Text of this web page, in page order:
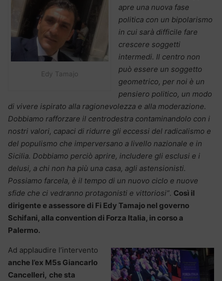
Edy Tamajo
apre una nuova fase
politica con un bipolarismo
in cui sarà difficile fare
crescere soggetti
intermedi. Il centro non
può essere un soggetto
geometrico, per noi è un
pensiero politico, un modo
di vivere ispirato alla ragionevolezza e alla moderazione.
Dobbiamo rafforzare il centrodestra contaminandolo con i
nostri valori, capaci di ridurre gli eccessi del radicalismo e
del populismo che imperversano a livello nazionale e in
Sicilia. Dobbiamo perciò aprire, includere gli esclusi e i
delusi, a chi non ha più una casa, agli astensionisti.
Possiamo farcela, è il tempo di un nuovo ciclo e nuove
sfide che ci vedranno protagonisti e vittoriosi”. Così il
dirigente e assessore di Fi Edy Tamajo nel governo
Schifani, alla convention di Forza Italia, in corso a
Palermo.
Ad applaudire l’intervento
anche l’ex M5s Giancarlo
Cancelleri, che sta